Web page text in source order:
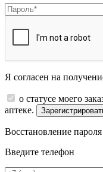
Я согласен на
о статусе моего
аптеке.
Восстановление пароля
Введите телефон